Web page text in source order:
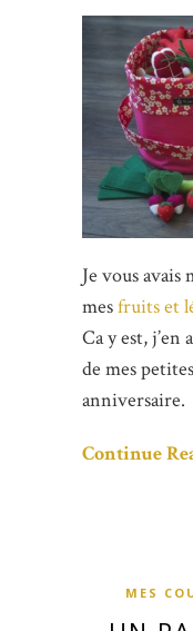
Je vous
mesfruits et
Ca y est, j’en
de mes
anniversaire.
Continue
MES